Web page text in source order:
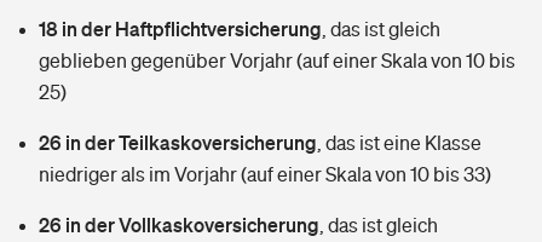
Wer versichert was: Jetzt Versicherer finden
Sie haben Fragen?
Mietkautionsversicherung
Restkreditversicherung
Kinderinvalidität
Hundehalter-Haftpflicht
Tierkrankenversicherung
Zur Übersicht
Tools
18 in der Haftpflichtversicherung das ist gleich
geblieben gegenüber Vorjahr (auf einer Skala von 10 bis
25)
26 in der Teilkaskoversicherung das ist eine Klasse
niedriger als im Vorjahr (auf einer Skala von 10 bis 33)
26 in der Vollkaskoversicherung das ist gleich